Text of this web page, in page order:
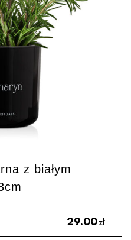
z białym
29.00zł